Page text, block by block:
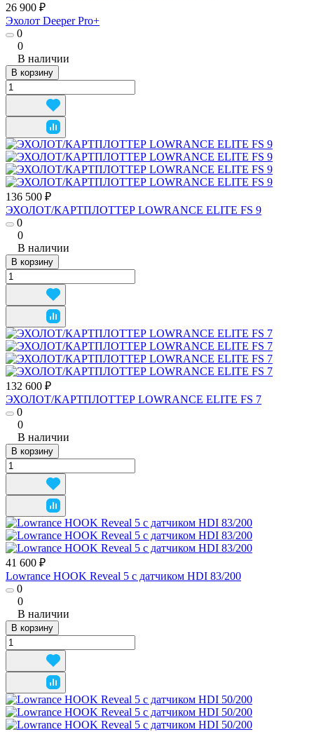
26 900 ₽
Эхолот Deeper Pro+
0
0
В наличии
В корзину
136 500 ₽
ЭХОЛОТ/КАРТПЛОТТЕР LOWRANCE ELITE FS 9
0
0
В наличии
В корзину
132 600 ₽
ЭХОЛОТ/КАРТПЛОТТЕР LOWRANCE ELITE FS 7
0
0
В наличии
В корзину
41 600 ₽
Lowrance HOOK Reveal 5 с датчиком HDI 83/200
0
0
В наличии
В корзину